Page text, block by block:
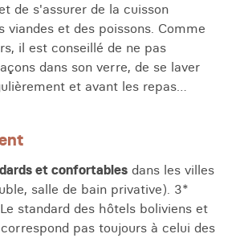
de s'assurer de la cuisson
viandes et des poissons. Comme
il est conseillé de ne pas
dans son verre, de se laver
et avant les repas…
et confortables dans les villes
salle de bain privative). 3*
standard des hôtels boliviens et
pas toujours à celui des